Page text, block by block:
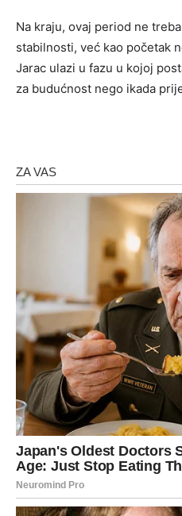
Na kraju, ovaj period ne
stabilnosti, već kao početak
Jarac ulazi u fazu u kojoj
za budućnost nego ikada